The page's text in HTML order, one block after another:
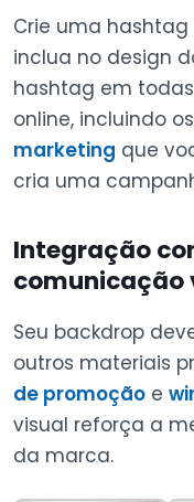
Crie uma
inclua no design
hashtag em
online, incluindo os
marketing que
cria uma
Integração
comunicação
Seu backdrop
outros materiais
de promoção e
visual reforça a
da marca.